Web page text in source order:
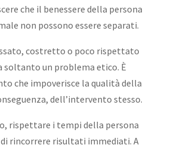
che il benessere della persona
non possono essere separati.
costretto o poco rispettato
soltanto un problema etico. È
che impoverisce la qualità della
dell’intervento stesso.
rispettare i tempi della persona
rincorrere risultati immediati. A